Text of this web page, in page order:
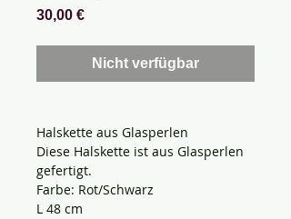
30,00 €Preis
Nicht verfügbar
Halskette aus Glasperlen
Diese Halskette ist aus Glasperlen
gefertigt.
Farbe: Rot/Schwarz
L 48 cm